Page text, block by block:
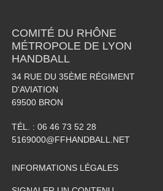
COMITÉ DU RHÔNE
MÉTROPOLE DE LYON
HANDBALL
34 RUE DU 35ÈME RÉGIMENT
D'AVIATION
69500 BRON
TÉL. : 06 46 73 52 28
5169000@FFHANDBALL.NET
INFORMATIONS LÉGALES